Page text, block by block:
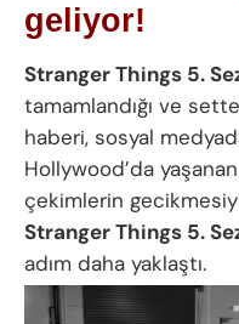
geliyor!
Stranger Things 5.
tamamlandığı ve
haberi, sosyal
Hollywood’da
çekimlerin
Stranger Things 5.
adım daha yaklaştı.